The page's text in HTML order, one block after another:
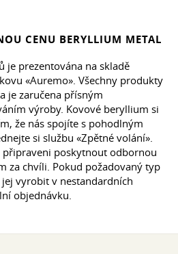
CENU BERYLLIUM METAL
je prezentována na skladě
«Auremo». Všechny produkty
je zaručena přísným
výroby. Kovové beryllium si
že nás spojíte s pohodlným
si službu «Zpětné volání».
připraveni poskytnout odbornou
za chvíli. Pokud požadovaný typ
vyrobit v nestandardních
objednávku.